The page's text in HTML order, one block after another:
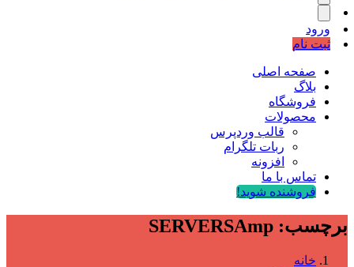
ورود
ثبت نام
صفحه اصلی
بلاگ
فروشگاه
محصولات
قالب وردپرس
ربات تلگرام
افزونه
تماس با ما
فروشنده شوید!
برچسب: SERVERSAmp
خانه